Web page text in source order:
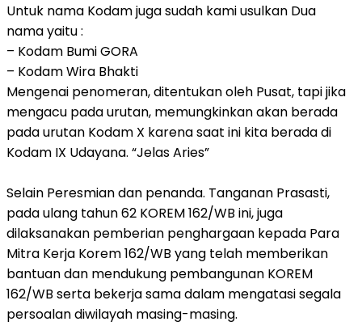
Untuk nama Kodam juga sudah kami usulkan Dua
nama yaitu :
– Kodam Bumi GORA
– Kodam Wira Bhakti
Mengenai penomeran, ditentukan oleh Pusat, tapi jika
mengacu pada urutan, memungkinkan akan berada
pada urutan Kodam X karena saat ini kita berada di
Kodam IX Udayana. “Jelas Aries”
Selain Peresmian dan penanda. Tanganan Prasasti,
pada ulang tahun 62 KOREM 162/WB ini, juga
dilaksanakan pemberian penghargaan kepada Para
Mitra Kerja Korem 162/WB yang telah memberikan
bantuan dan mendukung pembangunan KOREM
162/WB serta bekerja sama dalam mengatasi segala
persoalan diwilayah masing-masing.